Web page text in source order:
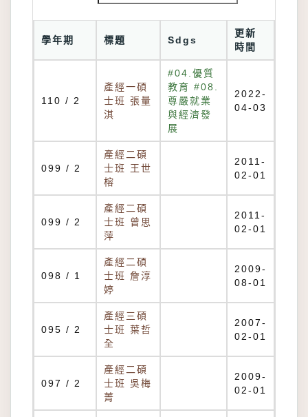
學年期 標題 Sdgs
更新
時間
110 / 2
產經一碩
士班 張量
淇
#04.優質
教育 #08.
尊嚴就業
與經濟發
展
2022-
04-03
099 / 2
產經二碩
士班 王世
榕
2011-
02-01
099 / 2
產經二碩
士班 曾思
萍
2011-
02-01
098 / 1
產經二碩
士班 詹淳
婷
2009-
08-01
095 / 2
產經三碩
士班 葉哲
全
2007-
02-01
097 / 2
產經二碩
士班 吳梅
菁
2009-
02-01